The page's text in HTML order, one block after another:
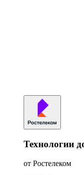
Технологии
от Ростелеком